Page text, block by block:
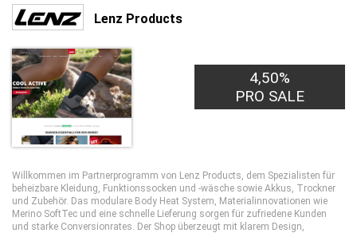
Lenz Products
4,50%
PRO SALE
Willkommen im Partnerprogramm von Lenz Products, dem Spezialisten für
beheizbare Kleidung, Funktionssocken und -wäsche sowie Akkus, Trockner
und Zubehör. Das modulare Body Heat System, Materialinnovationen wie
Merino SoftTec und eine schnelle Lieferung sorgen für zufriedene Kunden
und starke Conversionrates. Der Shop überzeugt mit klarem Design,